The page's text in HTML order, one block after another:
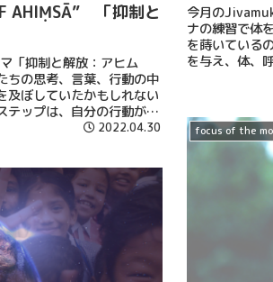
AHIṂSĀ” 「抑制と
「抑制と解放：アヒム
ちの思考、言葉、行動の中
及ぼしていたかもしれない
テップは、自分の行動が他
た目で見ることです。 それ
2022.04.30
今月の
ナの練習で体
を蒔いている
を与え、体、
focus of the